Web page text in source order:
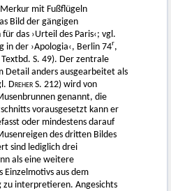
mit Fußflügeln
Bild der gängigen
das ›Urteil des Paris‹; vgl.
in der ›Apologia‹, Berlin 74r,
Textbd. S. 49). Der zentrale
Detail anders ausgearbeitet als
Dreher S. 212) wird von
genannt, die
vorausgesetzt kann er
oder mindestens darauf
des dritten Bildes
sind lediglich drei
als eine weitere
Einzelmotivs aus dem
zu interpretieren. Angesichts